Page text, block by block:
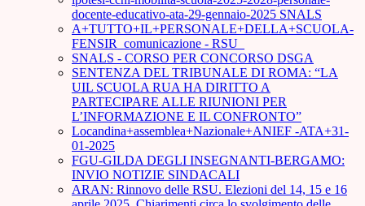
docente-educativo-ata-29-gennaio-2025 SNALS
A+TUTTO+IL+PERSONALE+DELLA+SCUOLA-
FENSIR_comunicazione - RSU_
SNALS - CORSO PER CONCORSO DSGA
SENTENZA DEL TRIBUNALE DI ROMA: “LA
UIL SCUOLA RUA HA DIRITTO A
PARTECIPARE ALLE RIUNIONI PER
L’INFORMAZIONE E IL CONFRONTO”
Locandina+assemblea+Nazionale+ANIEF -ATA+31-
01-2025
FGU-GILDA DEGLI INSEGNANTI-BERGAMO:
INVIO NOTIZIE SINDACALI
ARAN: Rinnovo delle RSU. Elezioni del 14, 15 e 16